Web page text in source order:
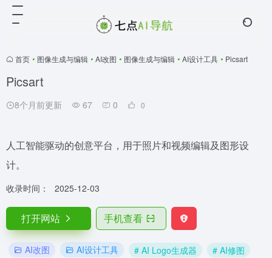
首页 • 图像生成与编辑 • AI改图 • 图像生成与编辑 • AI设计工具 • Picsart
Picsart
8个月前更新 67 0 0
人工智能驱动的创意平台，用于照片和视频编辑及图形设
计。
收录时间： 2025-12-03
打开网站 手机查看
AI改图 AI设计工具 # AI Logo生成器
# AI修图